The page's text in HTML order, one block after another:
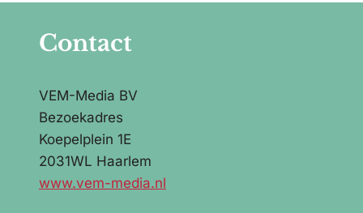
Contact
VEM-Media BV
Bezoekadres
Koepelplein 1E
2031WL Haarlem
www.vem-media.nl